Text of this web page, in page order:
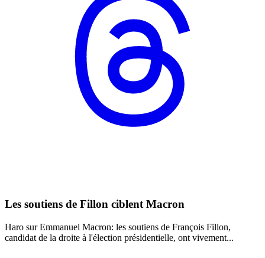
Les soutiens de Fillon ciblent Macron
Haro sur Emmanuel Macron: les soutiens de François Fillon,
candidat de la droite à l'élection présidentielle, ont vivement...